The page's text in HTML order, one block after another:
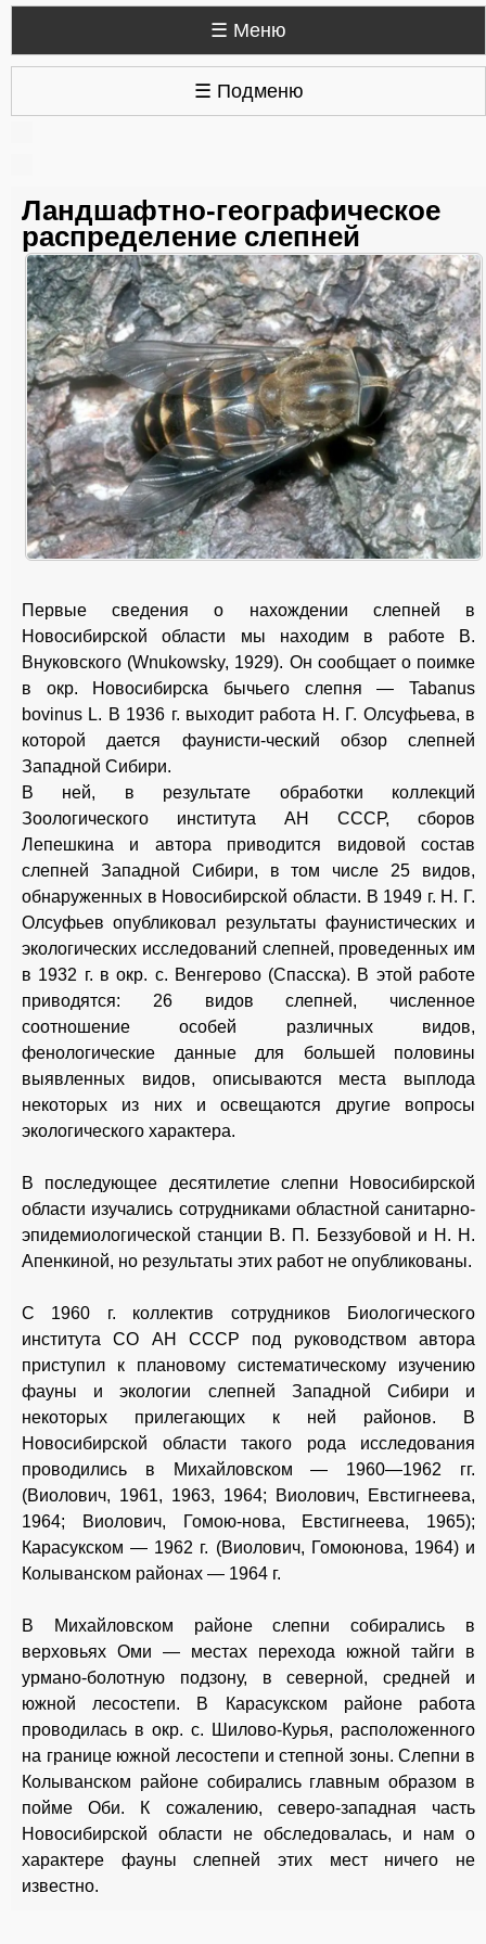
☰ Меню
☰ Подменю
Ландшафтно-географическое
распределение слепней
Первые сведения о нахождении слепней в
Новосибирской области мы находим в работе В.
Внуковского (Wnukowsky, 1929). Он сообщает о поимке
в окр. Новосибирска бычьего слепня — Tabanus
bovinus L. В 1936 г. выходит работа Н. Г. Олсуфьева, в
которой дается фаунисти-ческий обзор слепней
Западной Сибири.
В ней, в результате обработки коллекций
Зоологического института АН СССР, сборов
Лепешкина и автора приводится видовой состав
слепней Западной Сибири, в том числе 25 видов,
обнаруженных в Новосибирской области. В 1949 г. Н. Г.
Олсуфьев опубликовал результаты фаунистических и
экологических исследований слепней, проведенных им
в 1932 г. в окр. с. Венгерово (Спасска). В этой работе
приводятся: 26 видов слепней, численное
соотношение особей различных видов,
фенологические данные для большей половины
выявленных видов, описываются места выплода
некоторых из них и освещаются другие вопросы
экологического характера.
В последующее десятилетие слепни Новосибирской
области изучались сотрудниками областной санитарно-
эпидемиологической станции В. П. Беззубовой и Н. Н.
Апенкиной, но результаты этих работ не опубликованы.
С 1960 г. коллектив сотрудников Биологического
института СО АН СССР под руководством автора
приступил к плановому систематическому изучению
фауны и экологии слепней Западной Сибири и
некоторых прилегающих к ней районов. В
Новосибирской области такого рода исследования
проводились в Михайловском — 1960—1962 гг.
(Виолович, 1961, 1963, 1964; Виолович, Евстигнеева,
1964; Виолович, Гомою-нова, Евстигнеева, 1965);
Карасукском — 1962 г. (Виолович, Гомоюнова, 1964) и
Колыванском районах — 1964 г.
В Михайловском районе слепни собирались в
верховьях Оми — местах перехода южной тайги в
урмано-болотную подзону, в северной, средней и
южной лесостепи. В Карасукском районе работа
проводилась в окр. с. Шилово-Курья, расположенного
на границе южной лесостепи и степной зоны. Слепни в
Колыванском районе собирались главным образом в
пойме Оби. К сожалению, северо-западная часть
Новосибирской области не обследовалась, и нам о
характере фауны слепней этих мест ничего не
известно.